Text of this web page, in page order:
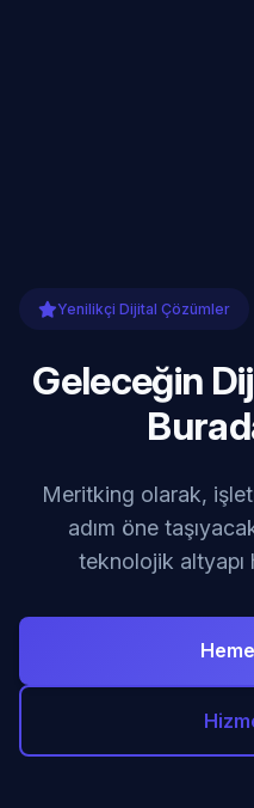
Yenilikçi Dijital Çözümler
Geleceğin
Meritking olarak,
adım öne
teknolojik altyapı